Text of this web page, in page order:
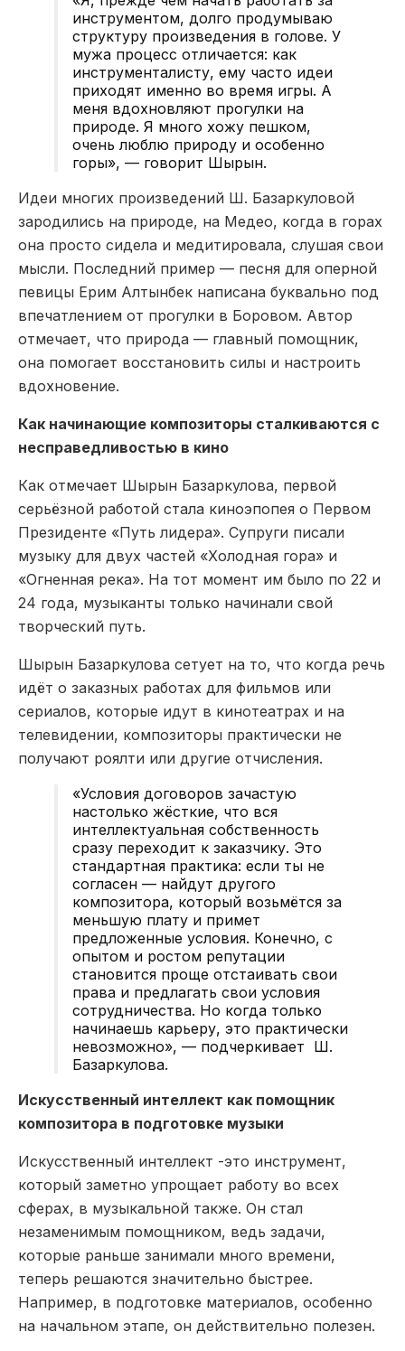
инструментом, долго продумываю
структуру произведения в голове. У
мужа процесс отличается: как
инструменталисту, ему часто идеи
приходят именно во время игры. А
меня вдохновляют прогулки на
природе. Я много хожу пешком,
очень люблю природу и особенно
горы», — говорит Шырын.
Идеи многих произведений Ш. Базаркуловой
зародились на природе, на Медео, когда в горах
она просто сидела и медитировала, слушая свои
мысли. Последний пример — песня для оперной
певицы Ерим Алтынбек написана буквально под
впечатлением от прогулки в Боровом. Автор
отмечает, что природа — главный помощник,
она помогает восстановить силы и настроить
вдохновение.
Как начинающие композиторы сталкиваются с
несправедливостью в кино
Как отмечает Шырын Базаркулова, первой
серьёзной работой стала киноэпопея о Первом
Президенте «Путь лидера». Супруги писали
музыку для двух частей «Холодная гора» и
«Огненная река». На тот момент им было по 22 и
24 года, музыканты только начинали свой
творческий путь.
Шырын Базаркулова сетует на то, что когда речь
идёт о заказных работах для фильмов или
сериалов, которые идут в кинотеатрах и на
телевидении, композиторы практически не
получают роялти или другие отчисления.
«Условия договоров зачастую
настолько жёсткие, что вся
интеллектуальная собственность
сразу переходит к заказчику. Это
стандартная практика: если ты не
согласен — найдут другого
композитора, который возьмётся за
меньшую плату и примет
предложенные условия. Конечно, с
опытом и ростом репутации
становится проще отстаивать свои
права и предлагать свои условия
сотрудничества. Но когда только
начинаешь карьеру, это практически
невозможно», — подчеркивает Ш.
Базаркулова.
Искусственный интеллект как помощник
композитора в подготовке музыки
Искусственный интеллект -это инструмент,
который заметно упрощает работу во всех
сферах, в музыкальной также. Он стал
незаменимым помощником, ведь задачи,
которые раньше занимали много времени,
теперь решаются значительно быстрее.
Например, в подготовке материалов, особенно
на начальном этапе, он действительно полезен.